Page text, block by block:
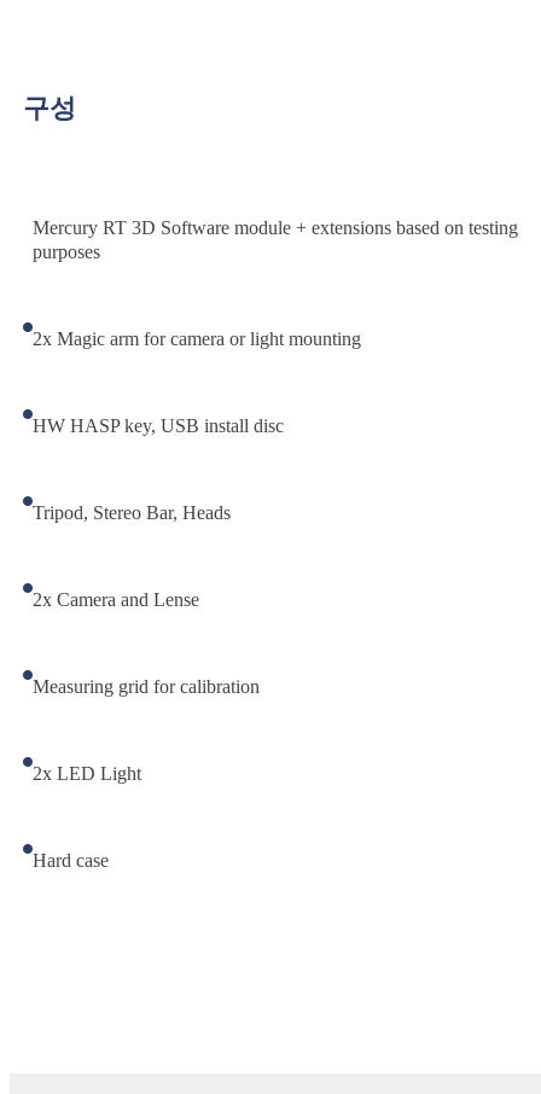
구성
Mercury RT 3D Software module + extensions based on testing
purposes
2x Magic arm for camera or light mounting
HW HASP key, USB install disc
Tripod, Stereo Bar, Heads
2x Camera and Lense
Measuring grid for calibration
2x LED Light
Hard case